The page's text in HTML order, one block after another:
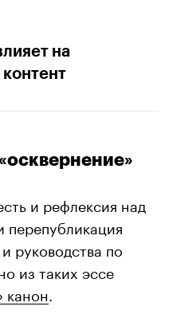
на
и рефлексия над
руководства по
из таких эссе
канон